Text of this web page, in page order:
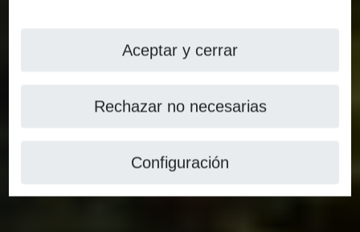
Aceptar y cerrar
Rechazar no necesarias
Configuración